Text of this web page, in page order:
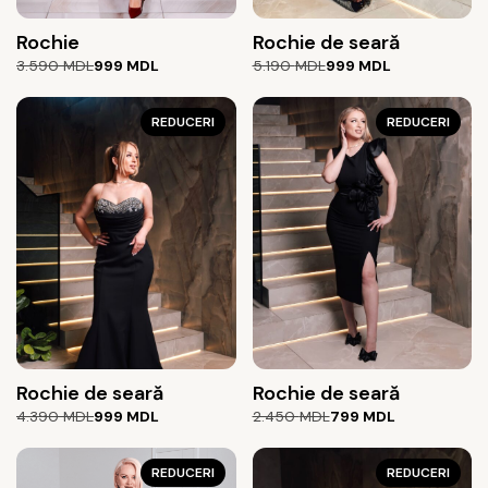
Rochie
3.590MDL
Prețul
a
999 MDL
Prețul
este:
Rochie de seară
5.190MDL
Prețul
a
fost:
5.190 MDL.
999 MDL
Prețul
este:
999 MDL.
REDUCERI
Rochie de seară
4.390MDL
Prețul
a
999 MDL
Prețul
este:
REDUCERI
Rochie de seară
2.450MDL
Prețul
a
799 MDL
Prețul
este:
REDUCERI REDUCERI